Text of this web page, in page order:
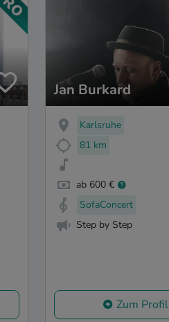
Jan Burkard
Karlsruhe
81 km
ab 600 €
SofaConcert
Step by Step
Zum Profil